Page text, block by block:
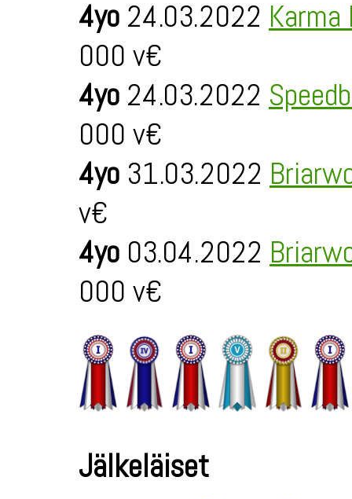
4yo 24.03.2022
000 v€
4yo 24.03.2022
000 v€
4yo 31.03.2022
v€
4yo 03.04.2022
000 v€
Jälkeläiset